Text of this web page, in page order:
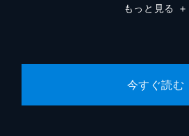
もっと見る ＋
今すぐ読む